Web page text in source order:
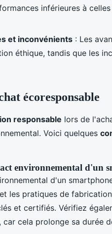
inférieures à
et inconvénients : Les
éthique, tandis que les
écoresponsable
responsable lors de
Voici quelques
environnemental d'un
d'un
les pratiques de
et certifiés. Vérifiez
cela prolonge sa durée